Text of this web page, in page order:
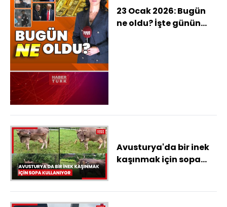
23 Ocak 2026: Bugün
ne oldu? İşte günün
Avusturya'da bir inek
kaşınmak için sopa